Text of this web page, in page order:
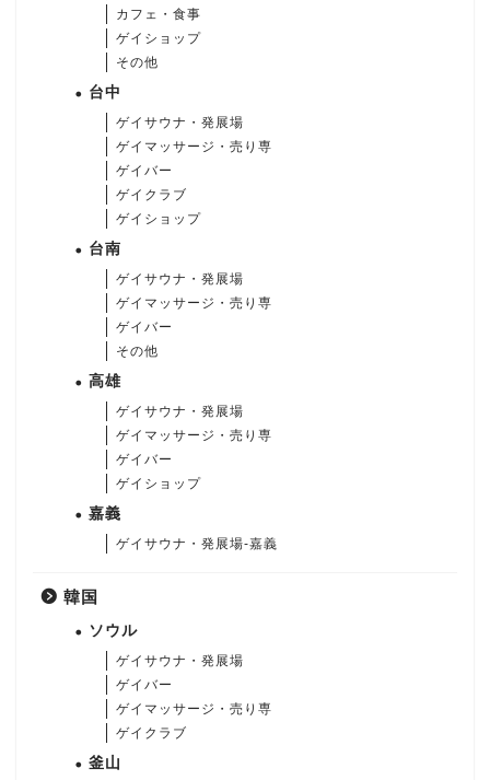
カフェ・食事
ゲイショップ
その他
台中
ゲイサウナ・発展場
ゲイマッサージ・売り専
ゲイバー
ゲイクラブ
ゲイショップ
台南
ゲイサウナ・発展場
ゲイマッサージ・売り専
ゲイバー
その他
高雄
ゲイサウナ・発展場
ゲイマッサージ・売り専
ゲイバー
ゲイショップ
嘉義
ゲイサウナ・発展場-嘉義
韓国
ソウル
ゲイサウナ・発展場
ゲイバー
ゲイマッサージ・売り専
ゲイクラブ
釜山